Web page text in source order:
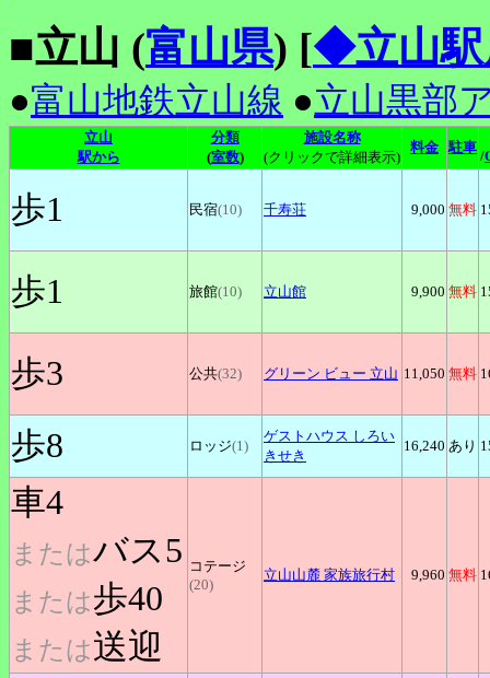
■立山 (富山県) [◆立山駅
●富山地鉄立山線 ●立山黒部
立山
駅から
分類
(室数)
施設名称
(クリックで詳細表示)
料金 駐車
/
歩1 民宿(10) 千寿荘 9,000 無料
歩1 旅館(10) 立山館 9,900 無料
歩3 公共(32) グリーン ビュー 立山 11,050 無料
歩8 ロッジ(1)
ゲストハウス しろい
きせき
16,240 あり
車4
またはバス5
または歩40
または送迎
コテージ
(20)
立山山麓 家族旅行村 9,960 無料